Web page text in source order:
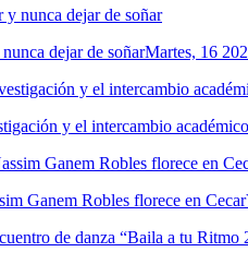
dejar de soñarMartes, 16
y el intercambio
Ganem Robles florece en Cecar